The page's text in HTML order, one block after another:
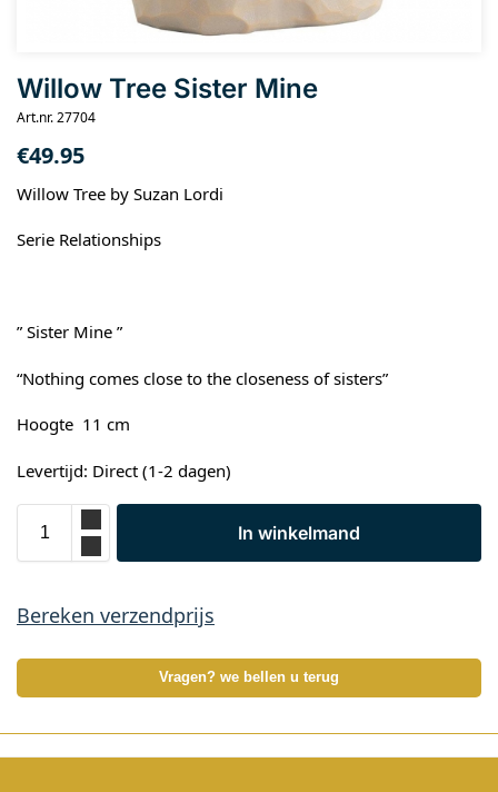
Willow Tree Sister Mine
Art.nr. 27704
€49.95
Willow Tree by Suzan Lordi
Serie Relationships
” Sister Mine ”
“Nothing comes close to the closeness of sisters”
Hoogte 11 cm
Levertijd: Direct (1-2 dagen)
In winkelmand
Bereken verzendprijs
Vragen? we bellen u terug